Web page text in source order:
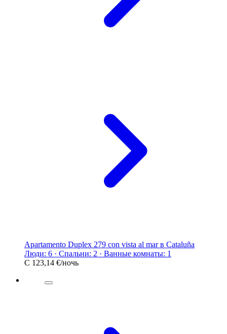
Apartamento Duplex 279 con vista al mar в Cataluña
Люди: 6 · Спальни: 2 · Ванные комнаты: 1
С 123,14 €/ночь